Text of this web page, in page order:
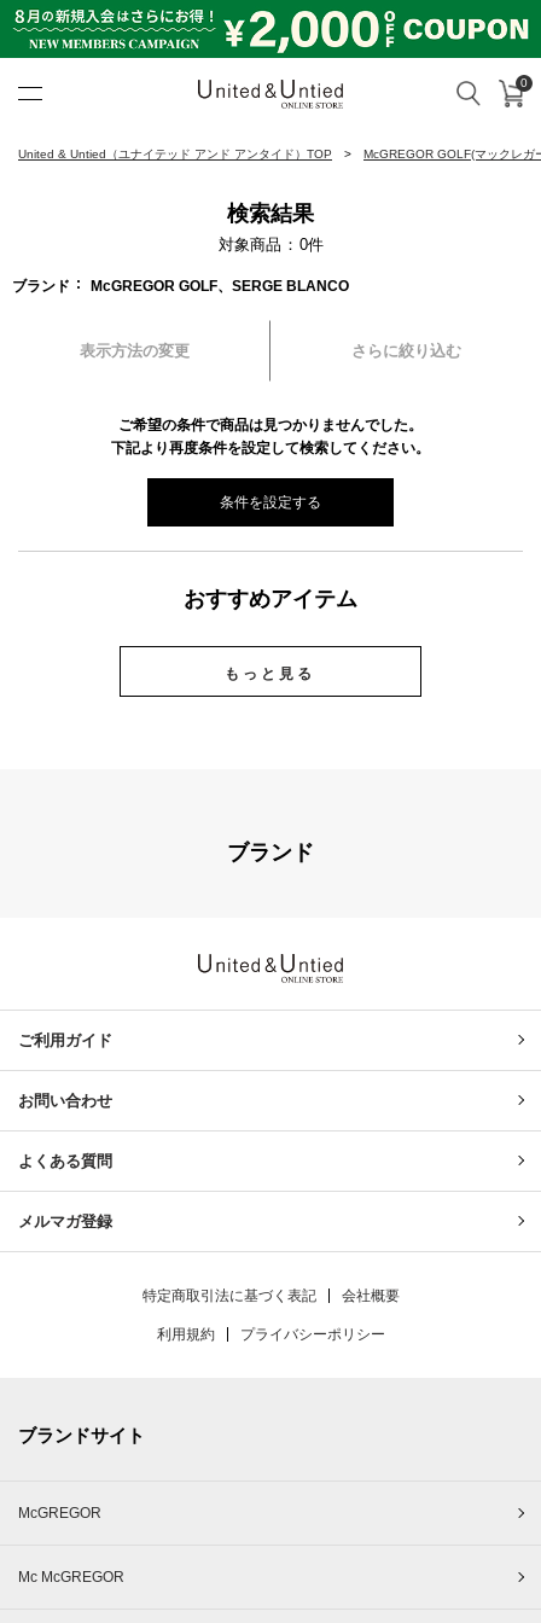
検索 カ
0
United & Untied（ユナイテッド アンド アンタイド）TOP McGREGOR GOLF(マックレガ
検索結果
対象商品 0件
ブランド McGREGOR GOLF、SERGE BLANCO
表示方法の変更 さらに絞り込む
ご希望の条件で商品は見つかりませんでした。
下記より再度条件を設定して検索してください。
条件を設定する
おすすめアイテム
もっと見る
ブランド
ご利用ガイド
お問い合わせ
よくある質問
メルマガ登録
特定商取引法に基づく表記 会社概要
利用規約 プライバシーポリシー
ブランドサイト
McGREGOR
Mc McGREGOR